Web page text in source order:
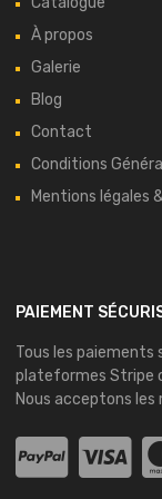
À propos
Galerie
Blog
Contact
Conditions
Mentions légales
PAIEMENT
Tous les paiements
plateformes Stripe
Nous acceptons